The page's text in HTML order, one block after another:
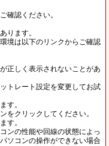
確認ください。
ります。
境は以下のリンクからご確認
正しく表示されないことがあ
トレート設定を変更してお試
す。
をクリックしてください。
す。
ンの性能や回線の状態によっ
ソコンの操作ができない場合